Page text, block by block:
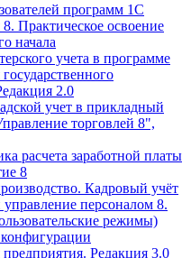
программ 1С
Практическое освоение
начала
учета в программе
2.0
учет в прикладный
торговлей 8",
расчета заработной платы
8
Кадровый учёт
персоналом 8.
режимы)
Редакция 3.0